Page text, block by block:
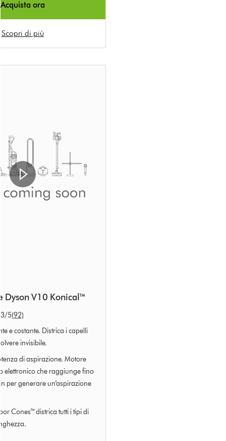
Acquista ora
Scopri di più
Dyson V10 Konical™
/5(92)
e costante. Districa i capelli
invisibile.
di aspirazione. Motore
elettronico che raggiunge fino
per generare un’aspirazione
Cones™ districa tutti i tipi di